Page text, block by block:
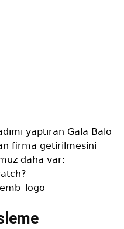
yaptıran Gala Balo
firma getirilmesini
daha var: